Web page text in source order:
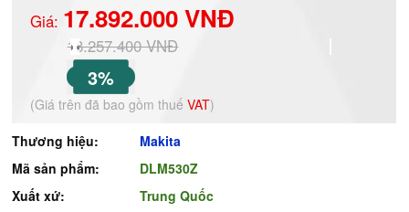
Giá: 17.892.000 VNĐ
18.257.400 VNĐ
3%
(Giá trên đã bao gồm thuếVAT)
Thương hiệu:
Makita
Mã sản phẩm:
DLM530Z
Xuất xứ:
Trung Quốc